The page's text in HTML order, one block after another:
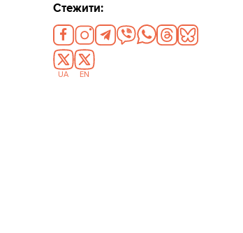
Стежити:
UA EN